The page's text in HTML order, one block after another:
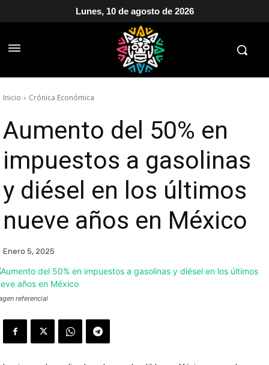
Lunes, 10 de agosto de 2026
Inicio Crónica Económica
Aumento del 50% en
impuestos a gasolinas
y diésel en los últimos
nueve años en México
Enero 5, 2025
referencial